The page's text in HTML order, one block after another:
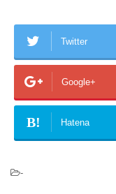
Twitter
Google+
B! Hatena
-